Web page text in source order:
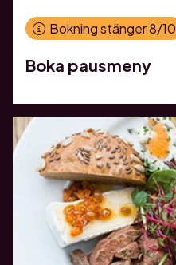
Bokning stänger 8/10
Boka pausmeny